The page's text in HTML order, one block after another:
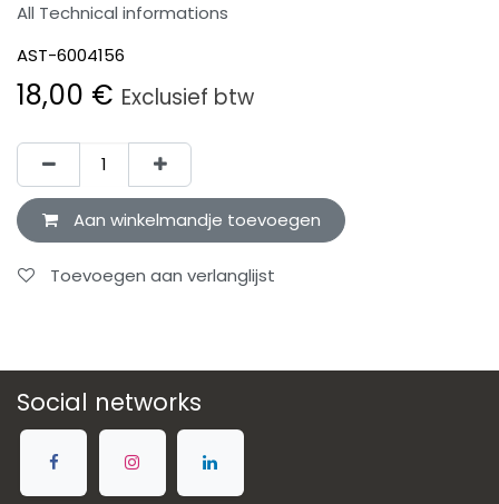
All Technical informations
AST-6004156
18,00 € Exclusief btw
Aan winkelmandje toevoegen
Toevoegen aan verlanglijst
Social networks